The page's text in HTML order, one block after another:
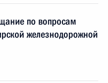
по вопросам
железнодорожной